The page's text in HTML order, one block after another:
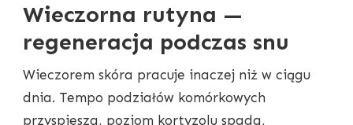
Wieczorna rutyna —
regeneracja podczas snu
Wieczorem skóra pracuje inaczej niż w ciągu
dnia. Tempo podziałów komórkowych
przyspiesza, poziom kortyzolu spada,